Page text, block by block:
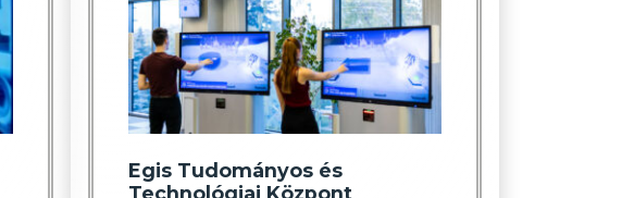
Egis Tudományos és